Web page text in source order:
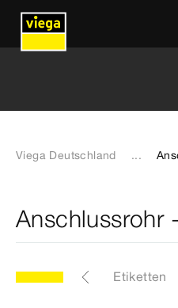
Viega Deutschland ...
Anschlussrohr
Artikel Etiketten